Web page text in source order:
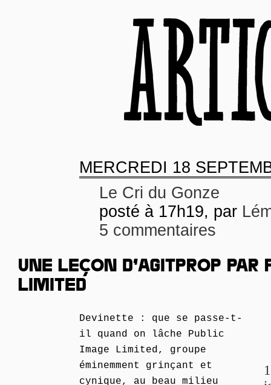
MERCREDI 18
Le Cri du Gonze
posté à 17h19, par
5 commentaires
UNE LEÇON D’AGITPROP PAR
LIMITED
Devinette : que se passe-t-
il quand on lâche Public
Image Limited, groupe
éminemment grinçant et
cynique, au beau milieu